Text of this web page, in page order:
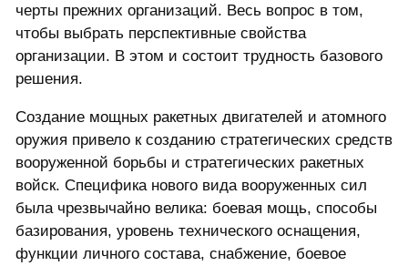
черты прежних организаций. Весь вопрос в том,
чтобы выбрать перспективные свойства
организации. В этом и состоит трудность базового
решения.
Создание мощных ракетных двигателей и атомного
оружия привело к созданию стратегических средств
вооруженной борьбы и стратегических ракетных
войск. Специфика нового вида вооруженных сил
была чрезвычайно велика: боевая мощь, способы
базирования, уровень технического оснащения,
функции личного состава, снабжение, боевое